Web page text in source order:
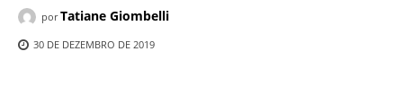
por Tatiane Giombelli
30 DE DEZEMBRO DE 2019